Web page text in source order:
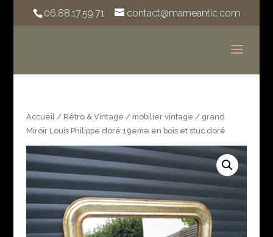
06.88.17.59.71 contact@marneantic.com
Accueil/ Rétro & Vintage / mobilier vintage / grand
Miroir Louis Philippe doré 19eme en bois et stuc doré